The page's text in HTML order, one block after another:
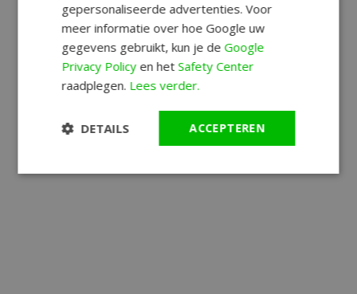
gepersonaliseerde advertenties. Voor
meer informatie over hoe Google uw
gegevens gebruikt, kun je deGoogle
Privacy Policyen hetSafety Center
raadplegen. Lees verder.
ACCEPTEREN
DETAILS